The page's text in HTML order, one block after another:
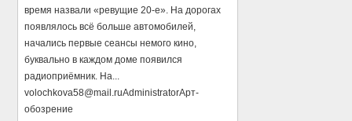
время назвали «ревущие 20-е». На дорогах
появлялось всё больше автомобилей,
начались первые сеансы немого кино,
буквально в каждом доме появился
радиоприёмник. На...
volochkova58@mail.ruAdministratorАрт-
обозрение